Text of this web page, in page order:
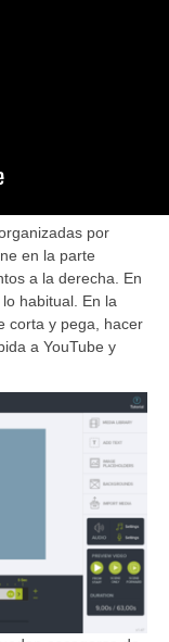
por
en la parte
a la derecha. En
habitual. En la
corta y pega, hacer
a YouTube y